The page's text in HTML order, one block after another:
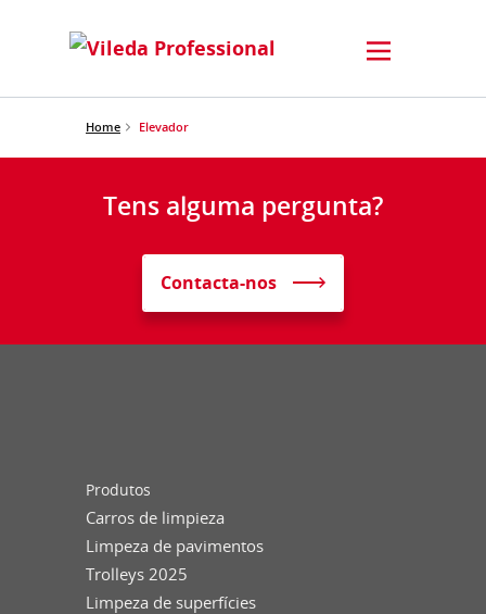
Home Elevador
Tens alguma pergunta?
Contacta-nos
Produtos
Carros de limpieza
Limpeza de pavimentos
Trolleys 2025
Limpeza de superfícies